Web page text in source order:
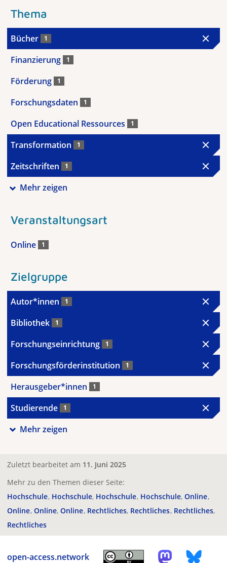
Thema
Bücher 1
Finanzierung 1
Förderung 1
Forschungsdaten 1
Open Educational Ressources 1
Transformation 1
Zeitschriften 1
Mehr zeigen
Veranstaltungsart
Online 1
Zielgruppe
Autor*innen 1
Bibliothek 1
Forschungseinrichtung 1
Forschungsförderinstitution 1
Herausgeber*innen 1
Studierende 1
Mehr zeigen
Zuletzt bearbeitet am 11. Juni 2025
Mehr zu den Themen dieser Seite:
Hochschule Hochschule Hochschule Hochschule Online
Online Online Online Rechtliches Rechtliches Rechtliches
Rechtliches
open-access.network